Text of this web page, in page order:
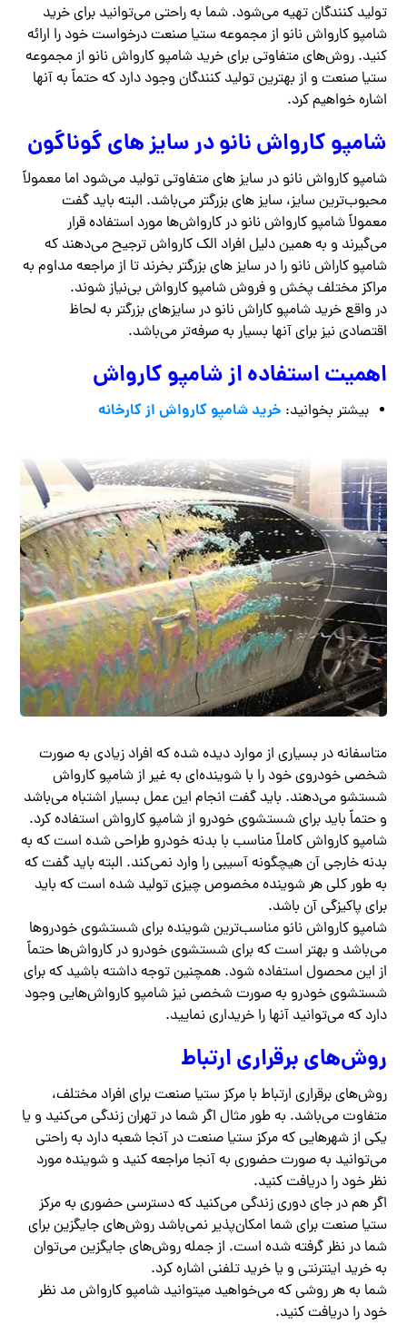
تولید کنندگان تهیه می‌شود. شما به راحتی می‌توانید برای خرید
شامپو کارواش نانو از مجموعه ستیا صنعت درخواست خود را ارائه
کنید. روش‌های متفاوتی برای خرید شامپو کارواش نانو از مجموعه
ستیا صنعت و از بهترین تولید کنندگان وجود دارد که حتماً به آنها
اشاره خواهیم کرد.
شامپو کارواش نانو در سایز های گوناگون
شامپو کارواش نانو در سایز های متفاوتی تولید می‌شود اما معمولاً
محبوب‌ترین سایز، سایز های بزرگتر می‌باشد. البته باید گفت
معمولاً شامپو کارواش نانو در کارواش‌ها مورد استفاده قرار
می‌گیرند و به همین دلیل افراد الک کارواش ترجیح می‌دهند که
شامپو کاراش نانو را در سایز های بزرگتر بخرند تا از مراجعه مداوم به
مراکز مختلف پخش و فروش شامپو کارواش بی‌نیاز شوند.
در واقع خرید شامپو کاراش نانو در سایزهای بزرگتر به لحاظ
اقتصادی نیز برای آنها بسیار به صرفه‌تر می‌باشد.
اهمیت استفاده از شامپو کارواش
بیشتر بخوانید: خرید شامپو کارواش از کارخانه
متاسفانه در بسیاری از موارد دیده شده که افراد زیادی به صورت
شخصی خودروی خود را با شوینده‌ای به غیر از شامپو کارواش
شستشو می‌دهند. باید گفت انجام این عمل بسیار اشتباه می‌باشد
و حتماً باید برای شستشوی خودرو از شامپو کارواش استفاده کرد.
شامپو کارواش کاملاً مناسب با بدنه خودرو طراحی شده است که به
بدنه خارجی آن هیچگونه آسیبی را وارد نمی‌کند. البته باید گفت که
به طور کلی هر شوینده مخصوص چیزی تولید شده است که باید
برای پاکیزگی آن باشد.
شامپو کارواش نانو مناسب‌ترین شوینده برای شستشوی خودروها
می‌باشد و بهتر است که برای شستشوی خودرو در کارواش‌ها حتماً
از این محصول استفاده شود. همچنین توجه داشته باشید که برای
شستشوی خودرو به صورت شخصی نیز شامپو کارواش‌هایی وجود
دارد که می‌توانید آنها را خریداری نمایید.
روش‌های برقراری ارتباط
روش‌های برقراری ارتباط با مرکز ستیا صنعت برای افراد مختلف،
متفاوت می‌باشد. به طور مثال اگر شما در تهران زندگی می‌کنید و یا
یکی از شهرهایی که مرکز ستیا صنعت در آنجا شعبه دارد به راحتی
می‌توانید به صورت حضوری به آنجا مراجعه کنید و شوینده مورد
نظر خود را دریافت کنید.
اگر هم در جای دوری زندگی می‌کنید که دسترسی حضوری به مرکز
ستیا صنعت برای شما امکان‌پذیر نمی‌باشد روش‌های جایگزین برای
شما در نظر گرفته شده است. از جمله روش‌های جایگزین می‌توان
به خرید اینترنتی و یا خرید تلفنی اشاره کرد.
شما به هر روشی که می‌خواهید میتوانید شامپو کارواش مد نظر
خود را دریافت کنید.